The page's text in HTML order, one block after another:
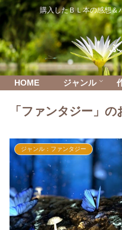
購入したＢＬ本の感想＆
ふ
HOME ジャンル
「ファンタジー」
ジャンル：ファンタジー